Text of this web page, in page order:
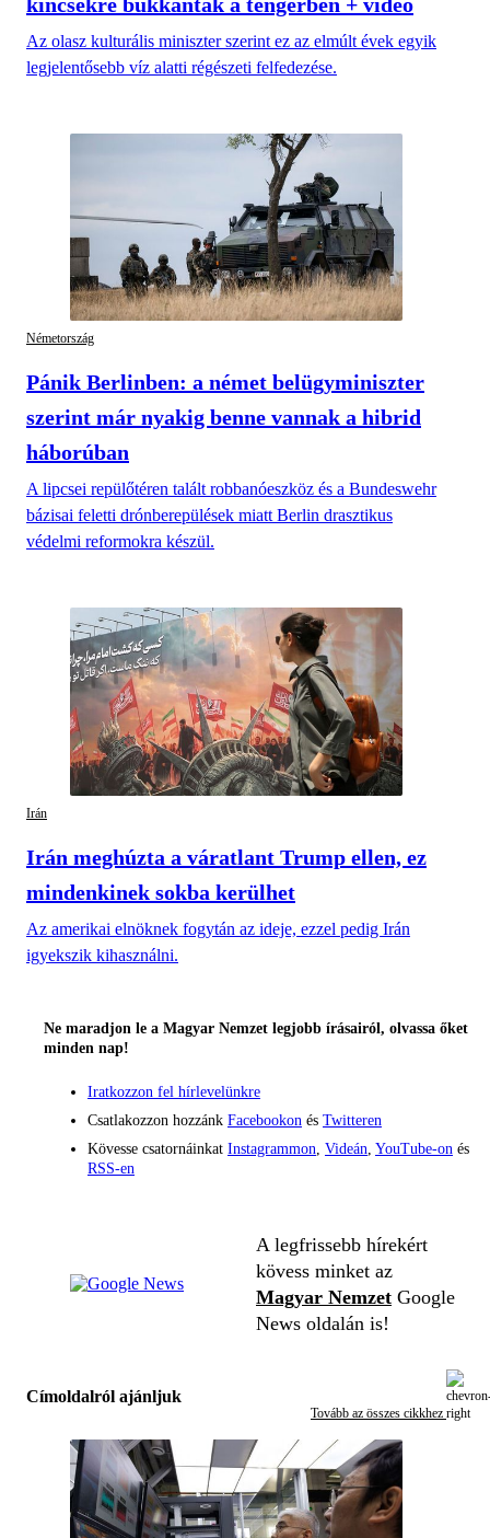
Az olasz kulturális miniszter szerint ez az elmúlt évek egyik
legjelentősebb víz alatti régészeti felfedezése.
Németország
Pánik Berlinben: a német belügyminiszter
szerint már nyakig benne vannak a hibrid
háborúban
A lipcsei repülőtéren talált robbanóeszköz és a Bundeswehr
bázisai feletti drónberepülések miatt Berlin drasztikus
védelmi reformokra készül.
Irán
Irán meghúzta a váratlant Trump ellen, ez
mindenkinek sokba kerülhet
Az amerikai elnöknek fogytán az ideje, ezzel pedig Irán
igyekszik kihasználni.
Ne maradjon le a Magyar Nemzet legjobb írásairól, olvassa őket
minden nap!
Iratkozzon fel hírlevelünkre
Csatlakozzon hozzánk Facebookon és Twitteren
Kövesse csatornáinkat Instagrammon, Videán, YouTube-on és
RSS-en
A legfrissebb hírekért
kövess minket az
Magyar Nemzet Google
News oldalán is!
Címoldalról ajánljuk
Tovább az összes cikkhez